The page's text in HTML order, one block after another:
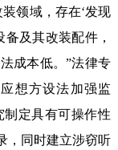
领域，存在‘发现
及其改装配件，
成本低。”法律专
想方设法加强监
定具有可操作性
，同时建立涉窃听